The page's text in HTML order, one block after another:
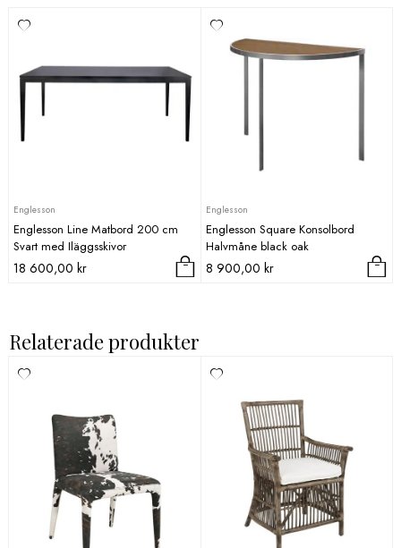
Englesson
Englesson Line Matbord 200 cm
Svart med Iläggsskivor
18 600,00 kr
Englesson
Englesson Square Konsolbord
Halvmåne black oak
8 900,00 kr
Relaterade produkter